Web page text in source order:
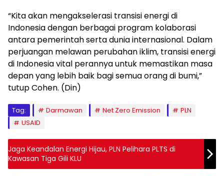
“Kita akan mengakselerasi transisi energi di
Indonesia dengan berbagai program kolaborasi
antara pemerintah serta dunia internasional. Dalam
perjuangan melawan perubahan iklim, transisi energi
di Indonesia vital perannya untuk memastikan masa
depan yang lebih baik bagi semua orang di bumi,”
tutup Cohen. (Din)
Tag: Darmawan Net Zero Emission
PLN
USAID
Jaga Keandalan Energi Hijau, PLN Pelihara PLTS di
Kawasan Tiga Gili KLU